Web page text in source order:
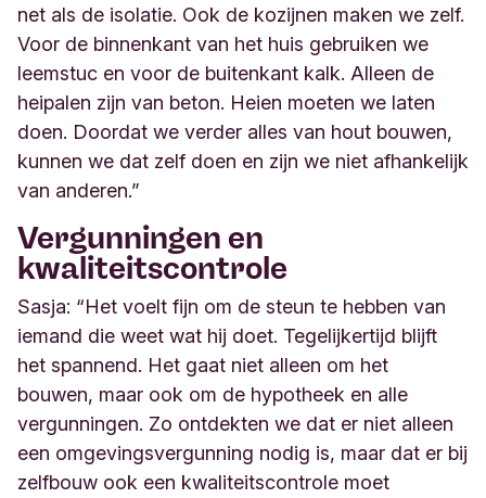
net als de isolatie. Ook de kozijnen maken we zelf.
Voor de binnenkant van het huis gebruiken we
leemstuc en voor de buitenkant kalk. Alleen de
heipalen zijn van beton. Heien moeten we laten
doen. Doordat we verder alles van hout bouwen,
kunnen we dat zelf doen en zijn we niet afhankelijk
van anderen.”
Vergunningen en
kwaliteitscontrole
Sasja: “Het voelt fijn om de steun te hebben van
iemand die weet wat hij doet. Tegelijkertijd blijft
het spannend. Het gaat niet alleen om het
bouwen, maar ook om de hypotheek en alle
vergunningen. Zo ontdekten we dat er niet alleen
een omgevingsvergunning nodig is, maar dat er bij
zelfbouw ook een kwaliteitscontrole moet